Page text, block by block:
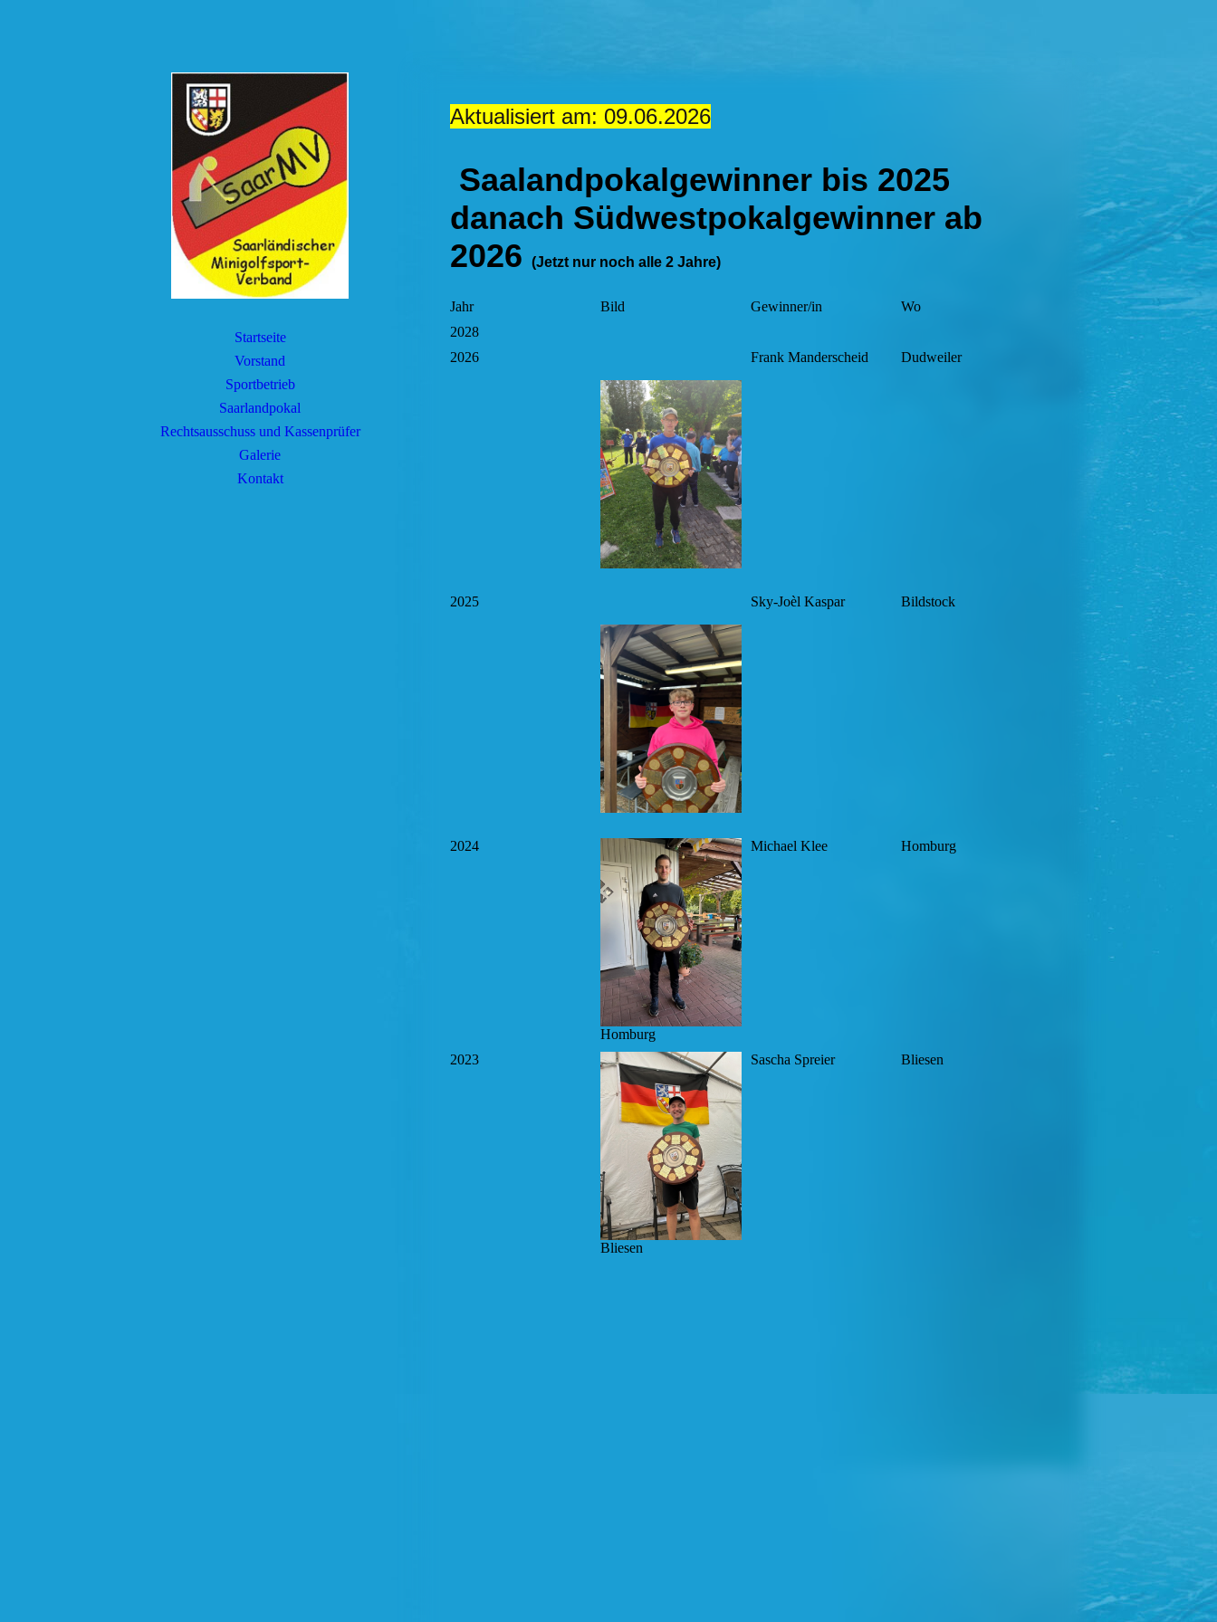
Startseite
Vorstand
Sportbetrieb
Saarlandpokal
Rechtsausschuss und Kassenprüfer
Galerie
Kontakt
Aktualisiert am: 09.06.2026
Saalandpokalgewinner bis 2025
danach Südwestpokalgewinner ab
2026
(Jetzt nur noch alle 2 Jahre)
Jahr Bild Gewinner/in
Wo
2028
2026
Frank Manderscheid Dudweiler
2025 Sky-Joèl Kaspar Bildstock
2024
Homburg
Michael Klee Homburg
2023
Bliesen
Sascha Spreier Bliesen